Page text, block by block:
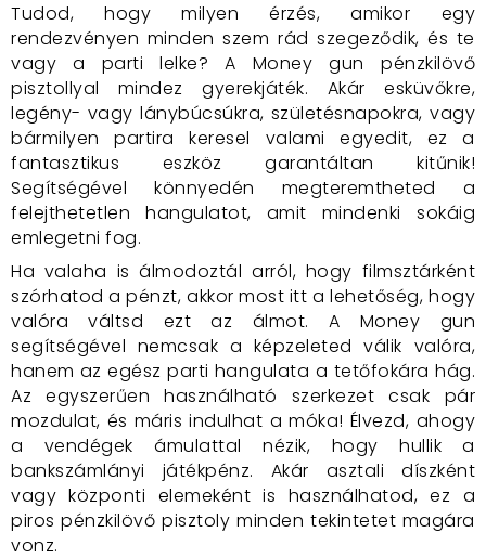
Tudod, hogy milyen érzés, amikor egy
rendezvényen minden szem rád szegeződik, és te
vagy a parti lelke? A Money gun pénzkilövő
pisztollyal mindez gyerekjáték. Akár esküvőkre,
legény- vagy lánybúcsúkra, születésnapokra, vagy
bármilyen partira keresel valami egyedit, ez a
fantasztikus eszköz garantáltan kitűnik!
Segítségével könnyedén megteremtheted a
felejthetetlen hangulatot, amit mindenki sokáig
emlegetni fog.
Ha valaha is álmodoztál arról, hogy filmsztárként
szórhatod a pénzt, akkor most itt a lehetőség, hogy
valóra váltsd ezt az álmot. A Money gun
segítségével nemcsak a képzeleted válik valóra,
hanem az egész parti hangulata a tetőfokára hág.
Az egyszerűen használható szerkezet csak pár
mozdulat, és máris indulhat a móka! Élvezd, ahogy
a vendégek ámulattal nézik, hogy hullik a
bankszámlányi játékpénz. Akár asztali díszként
vagy központi elemeként is használhatod, ez a
piros pénzkilövő pisztoly minden tekintetet magára
vonz.